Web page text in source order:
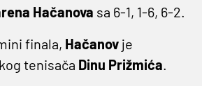
Hačanova sa 6-1, 1-6, 6-2.
finala, Hačanov je
tenisača Dinu Prižmića.